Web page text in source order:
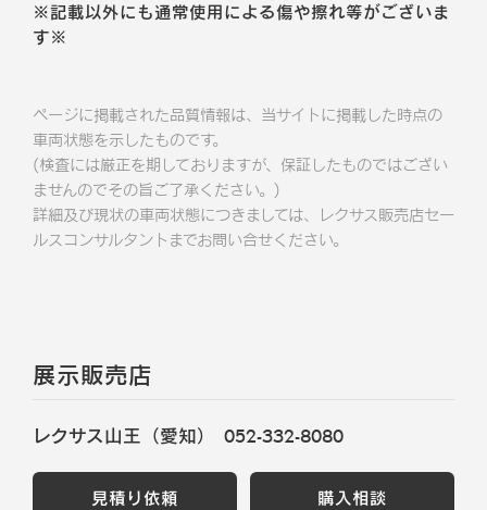
※記載以外にも通常使用による傷や擦れ等がございま
す※
ページに掲載された品質情報は、当サイトに掲載した時点の
車両状態を示したものです。
(検査には厳正を期しておりますが、保証したものではござい
ませんのでその旨ご了承ください。)
詳細及び現状の車両状態につきましては、レクサス販売店セー
ルスコンサルタントまでお問い合せください。
展示販売店
レクサス山王（愛知） 052-332-8080
見積り依頼 購入相談